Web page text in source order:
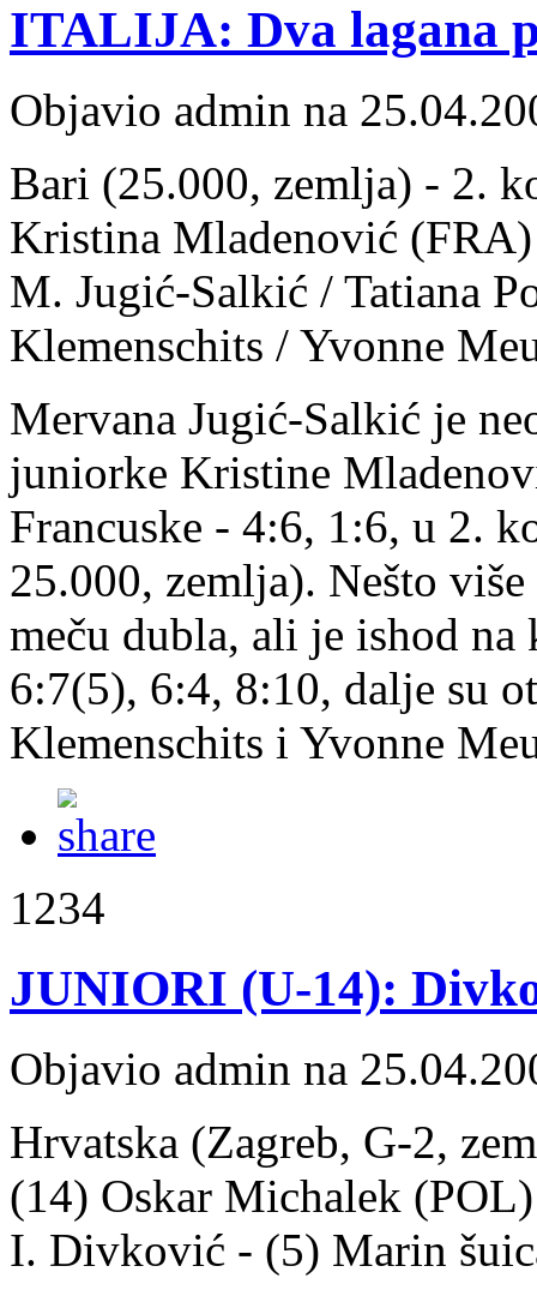
ITALIJA: Dva lagana
Objavio admin na
Bari (25.000, zemlja) - 2.
Kristina Mladenović
M. Jugić-Salkić / Tatiana
Klemenschits / Yvonne
Mervana Jugić-Salkić je
juniorke Kristine
Francuske - 4:6, 1:6, u 2.
25.000, zemlja). Nešto
meču dubla, ali je ishod
6:7(5), 6:4, 8:10, dalje su
Klemenschits i Yvonne
1234
JUNIORI (U-14):
Objavio admin na
Hrvatska (Zagreb, G-2,
(14) Oskar Michalek
I. Divković - (5) Marin